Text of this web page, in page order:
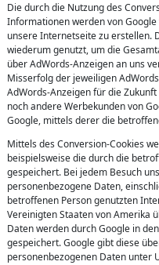
Die durch die Nutzung des
Informationen werden von
unsere Internetseite zu erstellen.
wiederum genutzt, um die
über AdWords-Anzeigen an uns
Misserfolg der jeweiligen
AdWords-Anzeigen für die
noch andere Werbekunden von
Google, mittels derer die
Mittels des Conversion-Cookies
beispielsweise die durch die
gespeichert. Bei jedem Besuch
personenbezogene Daten,
betroffenen Person genutzten
Vereinigten Staaten von Amerika
Daten werden durch Google in
gespeichert. Google gibt diese
personenbezogenen Daten unter